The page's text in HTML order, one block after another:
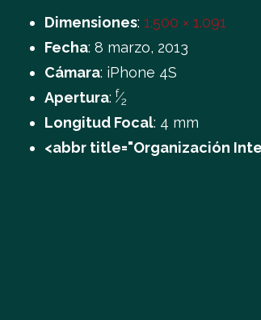
Dimensiones: 1.500 × 1.091
Fecha: 8 marzo, 2013
Cámara: iPhone 4S
Apertura: f⁄2
Longitud Focal: 4 mm
<abbr title="Organización